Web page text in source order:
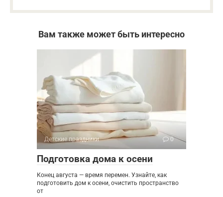
Вам также может быть интересно
Детские праздники 0
Подготовка дома к осени
Конец августа — время перемен. Узнайте, как
подготовить дом к осени, очистить пространство
от